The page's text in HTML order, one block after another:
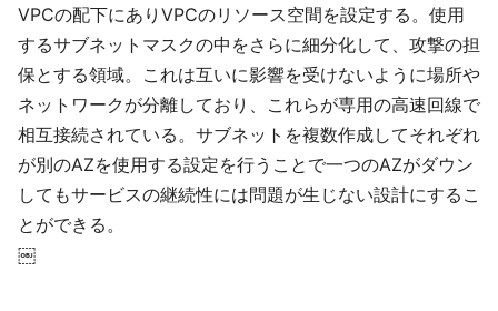
VPCの配下にありVPCのリソース空間を設定する。使用
するサブネットマスクの中をさらに細分化して、攻撃の担
保とする領域。これは互いに影響を受けないように場所や
ネットワークが分離しており、これらが専用の高速回線で
相互接続されている。サブネットを複数作成してそれぞれ
が別のAZを使用する設定を行うことで一つのAZがダウン
してもサービスの継続性には問題が生じない設計にするこ
とができる。
￼